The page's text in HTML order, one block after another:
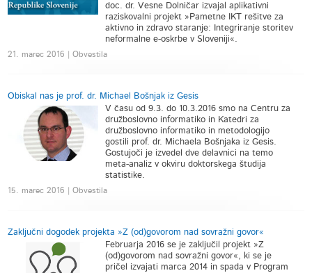
doc. dr. Vesne Dolničar izvajal aplikativni
raziskovalni projekt »Pametne IKT rešitve za
aktivno in zdravo staranje: Integriranje storitev
neformalne e-oskrbe v Sloveniji«.
21. marec 2016 | Obvestila
Obiskal nas je prof. dr. Michael Bošnjak iz Gesis
V času od 9.3. do 10.3.2016 smo na Centru za
družboslovno informatiko in Katedri za
družboslovno informatiko in metodologijo
gostili prof. dr. Michaela Bošnjaka iz Gesis.
Gostujoči je izvedel dve delavnici na temo
meta-analiz v okviru doktorskega študija
statistike.
15. marec 2016 | Obvestila
Zaključni dogodek projekta »Z (od)govorom nad sovražni govor«
Februarja 2016 se je zaključil projekt »Z
(od)govorom nad sovražni govor«, ki se je
pričel izvajati marca 2014 in spada v Program